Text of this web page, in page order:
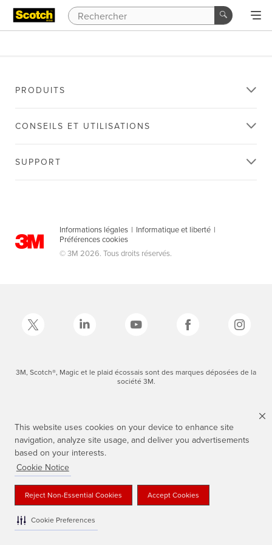
This website uses cookies on your device to enhance site
navigation, analyze site usage, and deliver you advertisements
based on your interests.
Cookie Notice
Reject Non-Essential Cookies Accept Cookies
Cookie Preferences
PRODUITS
CONSEILS ET UTILISATIONS
SUPPORT
Informations légales | Informatique et liberté |
Préférences cookies
© 3M 2026. Tous droits réservés.
3M, Scotch®, Magic et le plaid écossais sont des marques déposées de la
société 3M.